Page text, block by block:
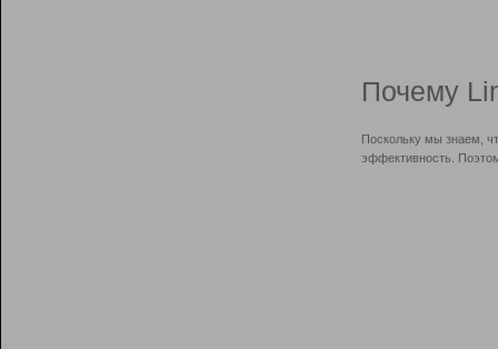
Почему
Поскольку мы знаем,
эффективность.